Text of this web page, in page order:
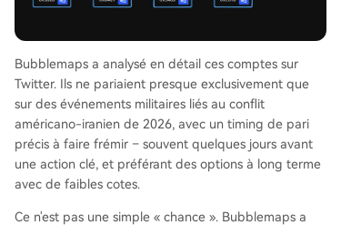
Bubblemaps a analysé en détail ces comptes sur
Twitter. Ils ne pariaient presque exclusivement que
sur des événements militaires liés au conflit
américano-iranien de 2026, avec un timing de pari
précis à faire frémir – souvent quelques jours avant
une action clé, et préférant des options à long terme
avec de faibles cotes.
Ce n'est pas une simple « chance ». Bubblemaps a